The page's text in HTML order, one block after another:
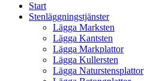
Start
Stenläggningstjänster
Lägga Marksten
Lägga Kantsten
Lägga Markplattor
Lägga Kullersten
Lägga Naturstensplattor